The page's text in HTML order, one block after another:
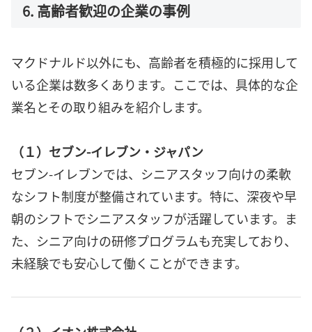
6. 高齢者歓迎の企業の事例
マクドナルド以外にも、高齢者を積極的に採用して
いる企業は数多くあります。ここでは、具体的な企
業名とその取り組みを紹介します。
（１）セブン-イレブン・ジャパン
セブン-イレブンでは、シニアスタッフ向けの柔軟
なシフト制度が整備されています。特に、深夜や早
朝のシフトでシニアスタッフが活躍しています。ま
た、シニア向けの研修プログラムも充実しており、
未経験でも安心して働くことができます。